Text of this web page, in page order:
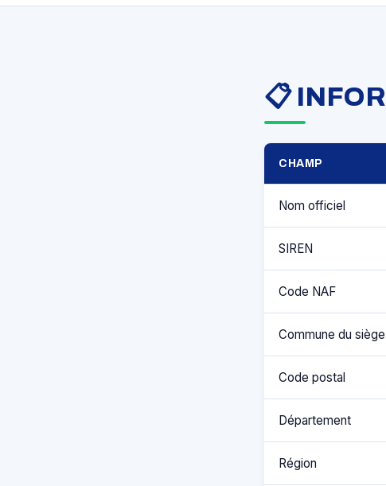
📋
CHAMP
Nom officiel
SIREN
Code NAF
Commune du siège
Code postal
Département
Région